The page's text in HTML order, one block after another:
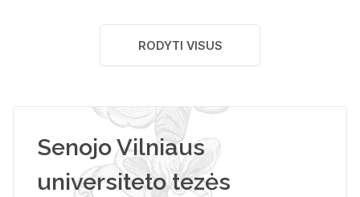
RODYTI VISUS
Senojo Vilniaus
universiteto tezės